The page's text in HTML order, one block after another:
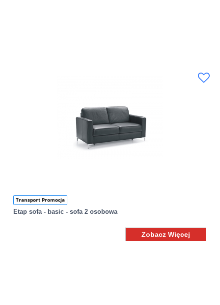
Transport Promocja
Etap sofa - basic - sofa 2 osobowa
Zobacz Więcej